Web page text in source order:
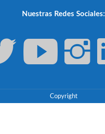
Nuestras Redes Sociales:
Copyright